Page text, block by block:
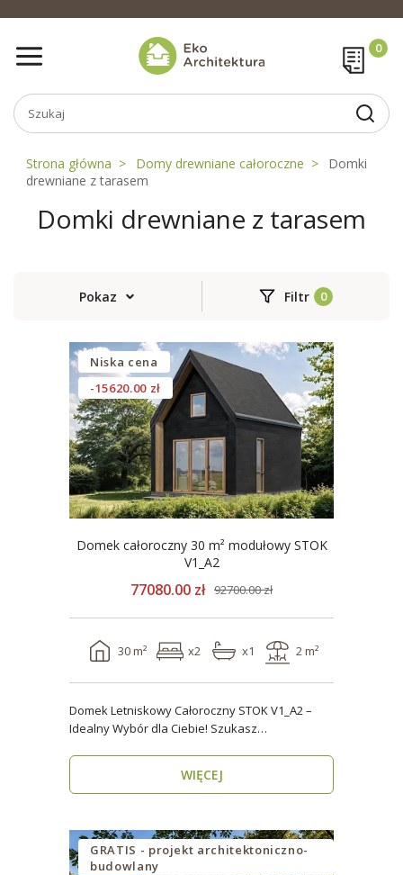
Strona główna Domy drewniane całoroczne
Domki
drewniane z tarasem
Domki drewniane z tarasem
Pokaz Filtr
Niska cena
-15620.00 zł
Domek całoroczny 30 m² modułowy STOK
V1_A2
77080.00 zł 92700.00 zł
30 m² x2 x1 2 m²
Domek Letniskowy Całoroczny STOK V1_A2 –
Idealny Wybór dla Ciebie! Szukasz
WIĘCEJ
GRATIS - projekt architektoniczno-
budowlany